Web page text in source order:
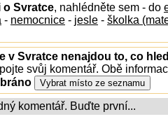
o Svratce, nahlédněte sem - do
- nemocnice - jesle - školka
v Svratce nenajdou to, co
svůj komentář. Obě
komentář. Buďte první...